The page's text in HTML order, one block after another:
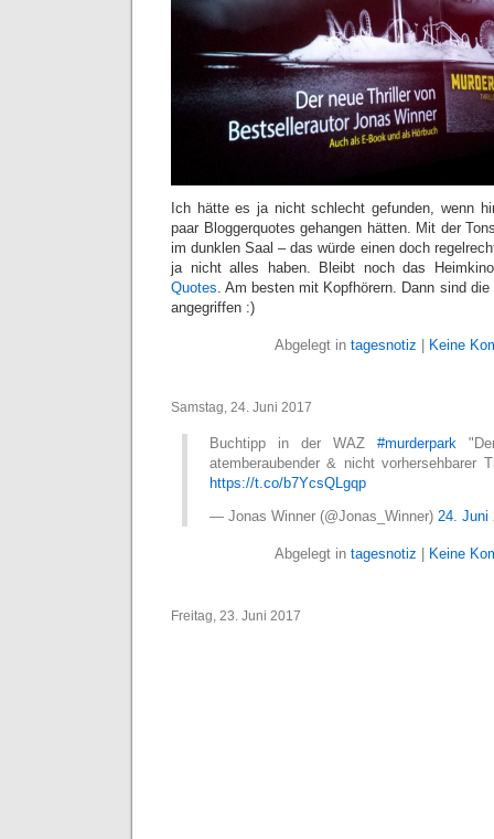
Ich hätte es ja nicht schlecht gefunden, wenn
paar Bloggerquotes gehangen hätten. Mit der
im dunklen Saal – das würde einen doch
ja nicht alles haben. Bleibt noch das
Quotes. Am besten mit Kopfhörern. Dann sind
angegriffen :)
Abgelegt in tagesnotiz Keine
Samstag, 24. Juni 2017
Buchtipp in der WAZ #murderpark
atemberaubender & nicht vorhersehbarer
https://t.co/b7YcsQLgqp
— Jonas Winner (@Jonas_Winner) 24. Juni
Abgelegt in tagesnotiz Keine
Freitag, 23. Juni 2017